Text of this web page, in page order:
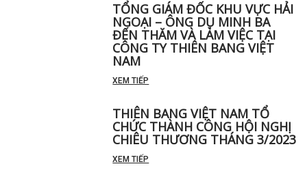
TỔNG GIÁM ĐỐC KHU VỰC HẢI
NGOẠI – ÔNG DỤ MINH BA
ĐẾN THĂM VÀ LÀM VIỆC TẠI
CÔNG TY THIÊN BANG VIỆT
NAM
XEM TIẾP
THIÊN BANG VIỆT NAM TỔ
CHỨC THÀNH CÔNG HỘI NGHỊ
CHIÊU THƯƠNG THÁNG 3/2023
XEM TIẾP